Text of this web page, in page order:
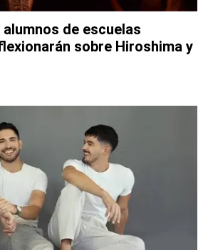
de escuelas
sobre Hiroshima y